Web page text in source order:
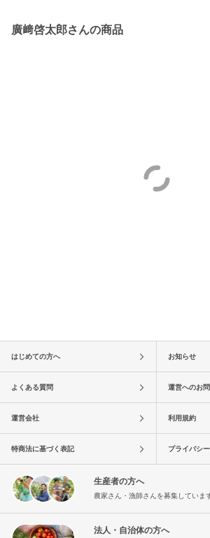
廣﨑啓太郎さんの商品
はじめての方へ お知らせ
よくある質問 運営へのお
運営会社 利用規約
特商法に基づく表記 プライバシ
生産者の方へ
農家さん・漁師さんを募集していま
法人・自治体の方へ